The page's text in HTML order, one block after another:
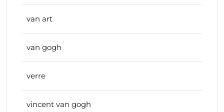
van art
van gogh
verre
vincent van gogh